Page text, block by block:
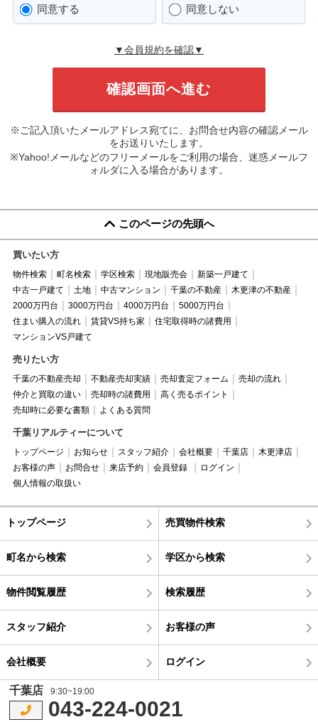
同意する 同意しない
▼会員規約を確認▼
※ご記入頂いたメールアドレス宛てに、お問合せ内容の確認メール
をお送りいたします。
※Yahoo!メールなどのフリーメールをご利用の場合、迷惑メールフ
ォルダに入る場合があります。
このページの先頭へ
買いたい方
物件検索 町名検索 学区検索 現地販売会
新築一戸建て
中古一戸建て
土地 中古マンション 千葉の不動産
木更津の不動産
2000万円台
3000万円台 4000万円台
5000万円台
住まい購入の流れ
賃貸VS持ち家
住宅取得時の諸費用
マンションVS戸建て
売りたい方
千葉の不動産売却 不動産売却実績 売却査定フォーム
売却の流れ
仲介と買取の違い
売却時の諸費用
高く売るポイント
売却時に必要な書類
よくある質問
千葉リアルティーについて
トップページ お知らせ スタッフ紹介 会社概要 千葉店
木更津店
お客様の声
お問合せ 来店予約 会員登録
ログイン
個人情報の取扱い
トップページ 売買物件検索
町名から検索 学区から検索
物件閲覧履歴 検索履歴
スタッフ紹介 お客様の声
会社概要 ログイン
千葉店 9:30~19:00
043-224-0021